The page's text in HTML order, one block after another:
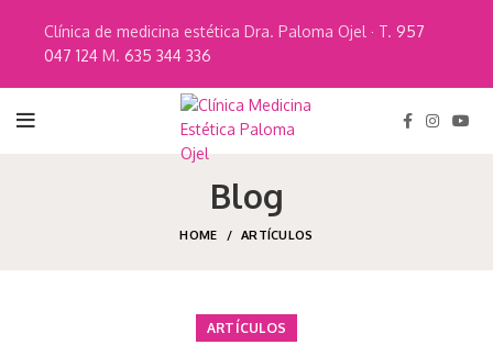
Blog
HOME ARTÍCULOS
ARTÍCULOS
Clínica de medicina estética Dra. Paloma Ojel · T. 957
047 124 M. 635 344 336